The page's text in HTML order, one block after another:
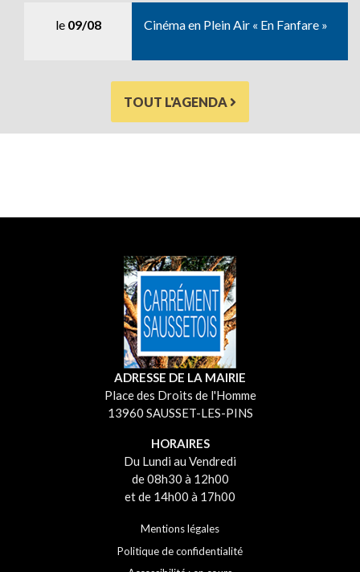
le 09/08 Cinéma en Plein Air « En Fanfare »
TOUT L'AGENDA
ADRESSE DE LA MAIRIE
Place des Droits de l'Homme
13960 SAUSSET-LES-PINS
HORAIRES
Du Lundi au Vendredi
de 08h30 à 12h00
et de 14h00 à 17h00
Mentions légales
Politique de confidentialité